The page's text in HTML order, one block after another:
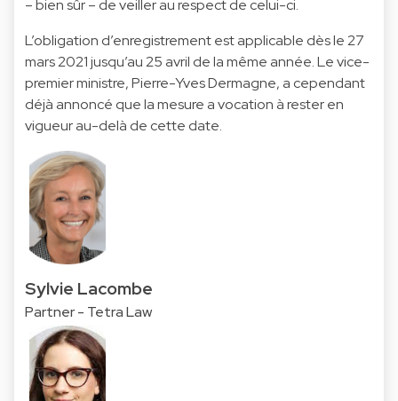
– bien sûr – de veiller au respect de celui-ci.
L’obligation d’enregistrement est applicable dès le 27
mars 2021 jusqu’au 25 avril de la même année. Le vice-
premier ministre, Pierre-Yves Dermagne, a cependant
déjà annoncé que la mesure a vocation à rester en
vigueur au-delà de cette date.
Sylvie Lacombe
Partner - Tetra Law